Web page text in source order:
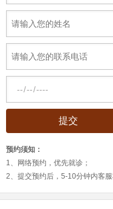
预约须知：
1、网络预约，优先就诊；
2、提交预约后，5-10分钟内客